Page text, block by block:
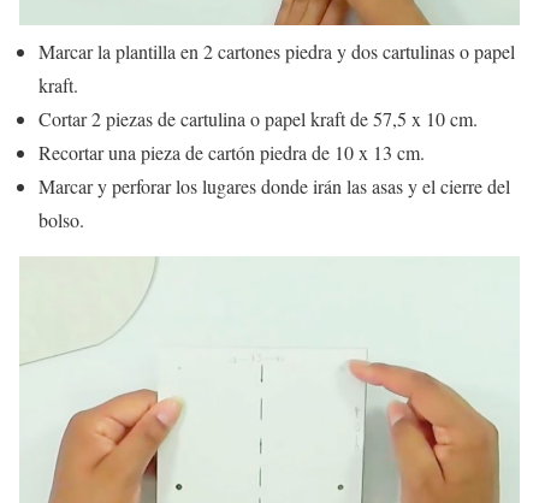
Marcar la plantilla en 2 cartones piedra y dos cartulinas o papel
kraft.
Cortar 2 piezas de cartulina o papel kraft de 57,5 x 10 cm.
Recortar una pieza de cartón piedra de 10 x 13 cm.
Marcar y perforar los lugares donde irán las asas y el cierre del
bolso.